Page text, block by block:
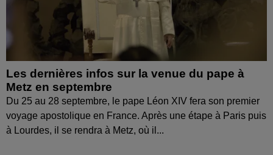
Les dernières infos sur la venue du pape à
Metz en septembre
Du 25 au 28 septembre, le pape Léon XIV fera son premier
voyage apostolique en France. Après une étape à Paris puis
à Lourdes, il se rendra à Metz, où il...